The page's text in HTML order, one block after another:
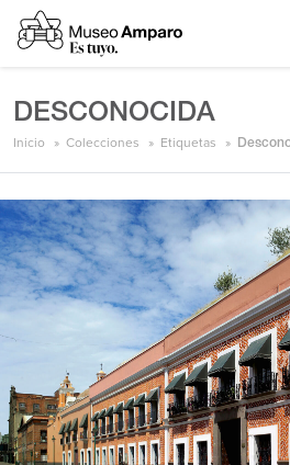
DESCONOCIDA
Inicio Colecciones Etiquetas